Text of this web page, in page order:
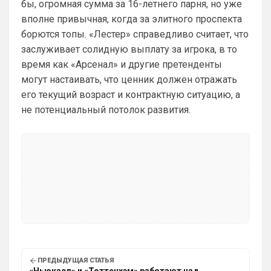
бы, огромная сумма за 16-летнего парня, но уже
вполне привычная, когда за элитного проспекта
борются топы. «Лестер» справедливо считает, что
заслуживает солидную выплату за игрока, в то
время как «Арсенал» и другие претенденты
могут настаивать, что ценник должен отражать
его текущий возраст и контрактную ситуацию, а
не потенциальный потолок развития.
ПРЕДЫДУЩАЯ СТАТЬЯ
Deep_Blue• 12:07
Ответ для Аристократ
Конечно будет занятно , если Ямалю дадут
ЗМ, а не Кейну
А за что Кейну? Оба главных турнира,
ЧМ и ЛЧ, его команды слили.
Тот же Олисе больше за заслуживает ,